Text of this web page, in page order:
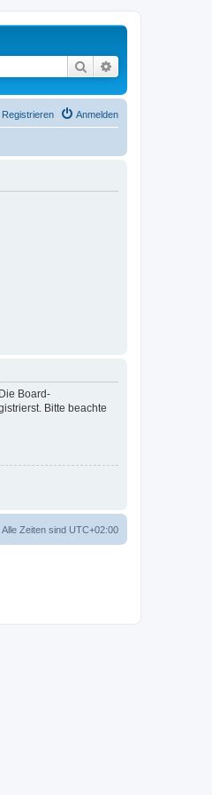
Suche
Anmelden
Registrieren
Board-
Bitte beachte
Alle Zeiten sind UTC+02:00